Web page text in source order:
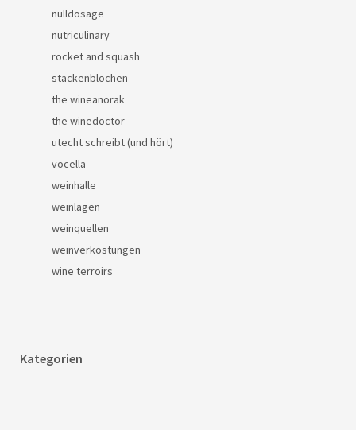
nulldosage
nutriculinary
rocket and squash
stackenblochen
the wineanorak
the winedoctor
utecht schreibt (und hört)
vocella
weinhalle
weinlagen
weinquellen
weinverkostungen
wine terroirs
Kategorien